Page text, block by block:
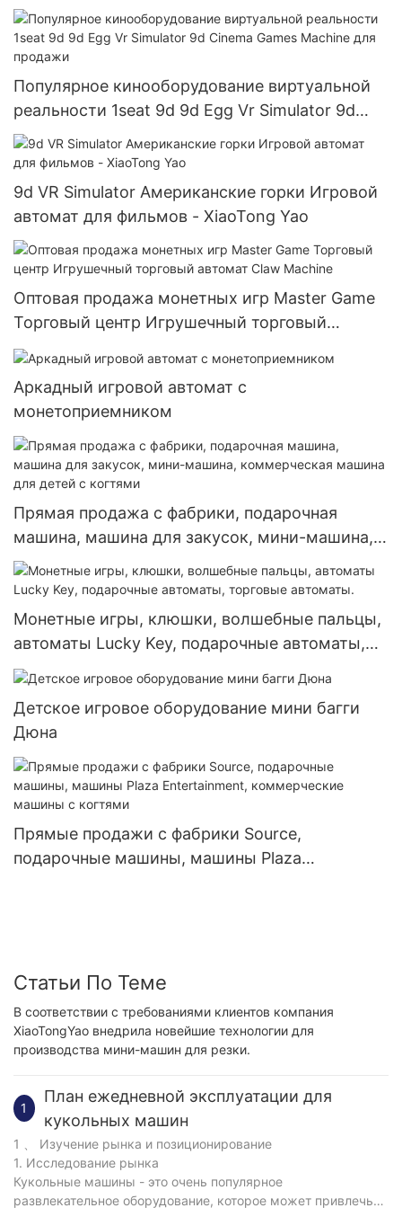
Vr, симулятор кино
Популярное кинооборудование виртуальной
реальности 1seat 9d 9d Egg Vr Simulator 9d
Cinema Games Machine для продажи
9d VR Simulator Американские горки Игровой
автомат для фильмов - XiaoTong Yao
Оптовая продажа монетных игр Master Game
Торговый центр Игрушечный торговый
автомат Claw Machine
Аркадный игровой автомат с
монетоприемником
Прямая продажа с фабрики, подарочная
машина, машина для закусок, мини-машина,
коммерческая машина для детей с когтями
Монетные игры, клюшки, волшебные пальцы,
автоматы Lucky Key, подарочные автоматы,
торговые автоматы.
Детское игровое оборудование мини багги
Дюна
Прямые продажи с фабрики Source,
подарочные машины, машины Plaza
Статьи По Теме
В соответствии с требованиями клиентов компания
XiaoTongYao внедрила новейшие технологии для
производства мини-машин для резки.
1
План ежедневной эксплуатации для
кукольных машин
1 、 Изучение рынка и позиционирование
1. Исследование рынка
Кукольные машины - это очень популярное
развлекательное оборудование, которое может привлечь